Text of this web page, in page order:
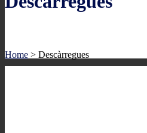
Home > Descàrregues